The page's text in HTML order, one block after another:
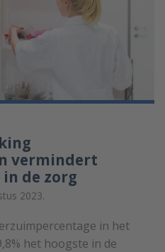
vermindert
de zorg
2023.
in het
het hoogste in de